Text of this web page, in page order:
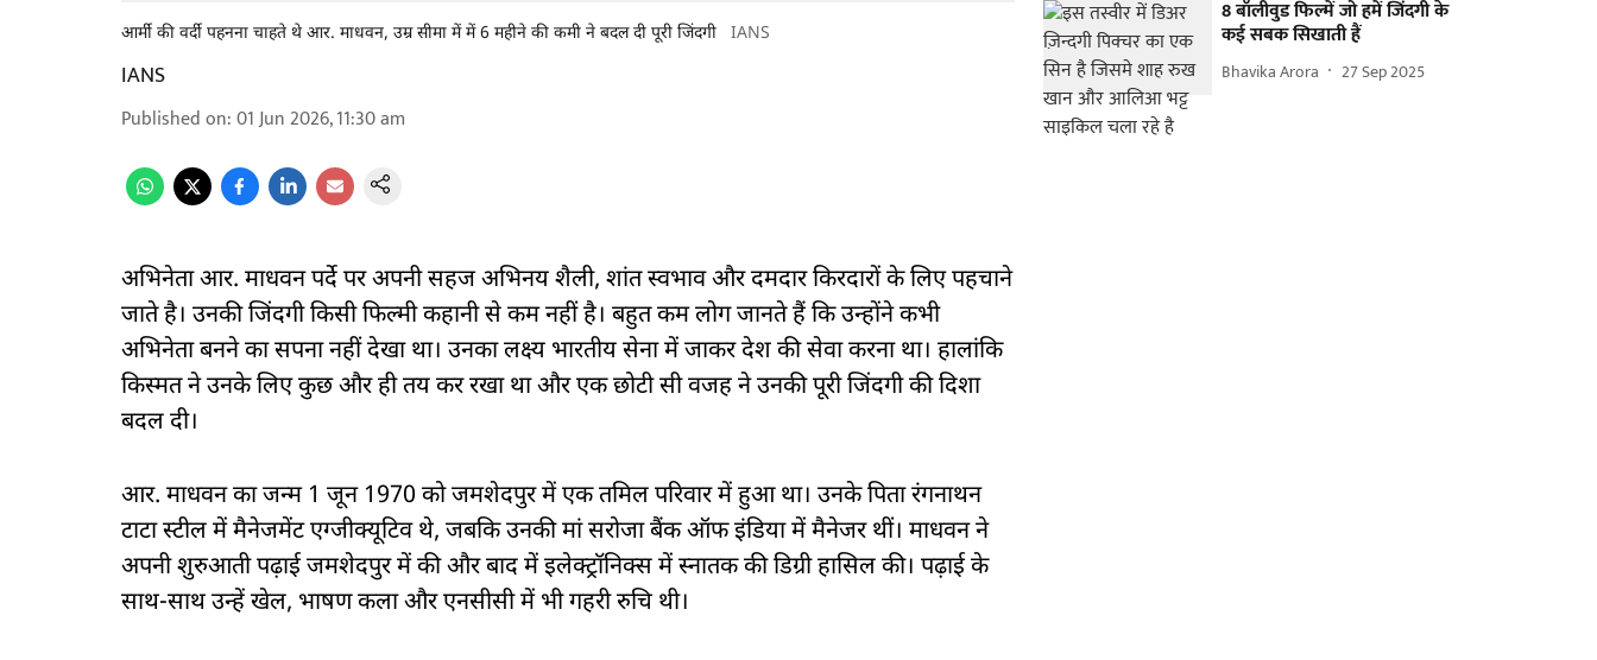
आर्मी की वर्दी पहनना चाहते थे आर. माधवन, उम्र सीमा में में 6 महीने की कमी ने बदल दी पूरी जिंदगी IANS
IANS
Published on:01 Jun 2026, 11:30 am
अभिनेता आर. माधवन पर्दे पर अपनी सहज अभिनय शैली, शांत स्वभाव और दमदार किरदारों के लिए पहचाने
जाते है। उनकी जिंदगी किसी फिल्मी कहानी से कम नहीं है। बहुत कम लोग जानते हैं कि उन्होंने कभी
अभिनेता बनने का सपना नहीं देखा था। उनका लक्ष्य भारतीय सेना में जाकर देश की सेवा करना था। हालांकि
किस्मत ने उनके लिए कुछ और ही तय कर रखा था और एक छोटी सी वजह ने उनकी पूरी जिंदगी की दिशा
बदल दी।
आर. माधवन का जन्म 1 जून 1970 को जमशेदपुर में एक तमिल परिवार में हुआ था। उनके पिता रंगनाथन
टाटा स्टील में मैनेजमेंट एग्जीक्यूटिव थे, जबकि उनकी मां सरोजा बैंक ऑफ इंडिया में मैनेजर थीं। माधवन ने
अपनी शुरुआती पढ़ाई जमशेदपुर में की और बाद में इलेक्ट्रॉनिक्स में स्नातक की डिग्री हासिल की। पढ़ाई के
साथ-साथ उन्हें खेल, भाषण कला और एनसीसी में भी गहरी रुचि थी।
8 बॉलीवुड फिल्में जो हमें जिंदगी के
कई सबक सिखाती हैं
Bhavika Arora 27 Sep 2025